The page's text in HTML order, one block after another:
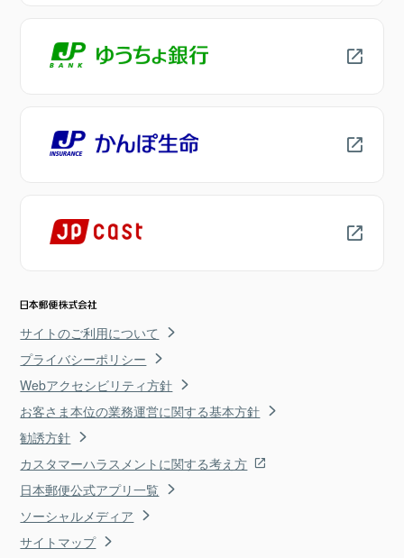
サイトのご利用について
プライバシーポリシー
Webアクセシビリティ方針
お客さま本位の業務運営に関する基本方針
勧誘方針
カスタマーハラスメントに関する考え方
日本郵便公式アプリ一覧
ソーシャルメディア
サイトマップ